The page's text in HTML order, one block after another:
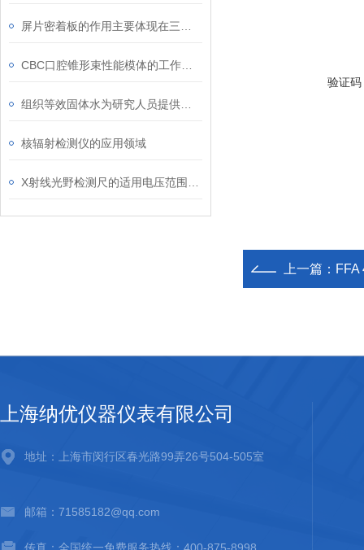
核辐射检测仪的应用领域
验证码
上一篇： FFA
上海纳优仪器仪表有限公司
地址：上海市闵行区春光路99弄26号504-505室
邮箱：71585182@qq.com